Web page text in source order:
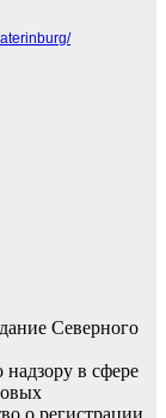
Северного
в сфере